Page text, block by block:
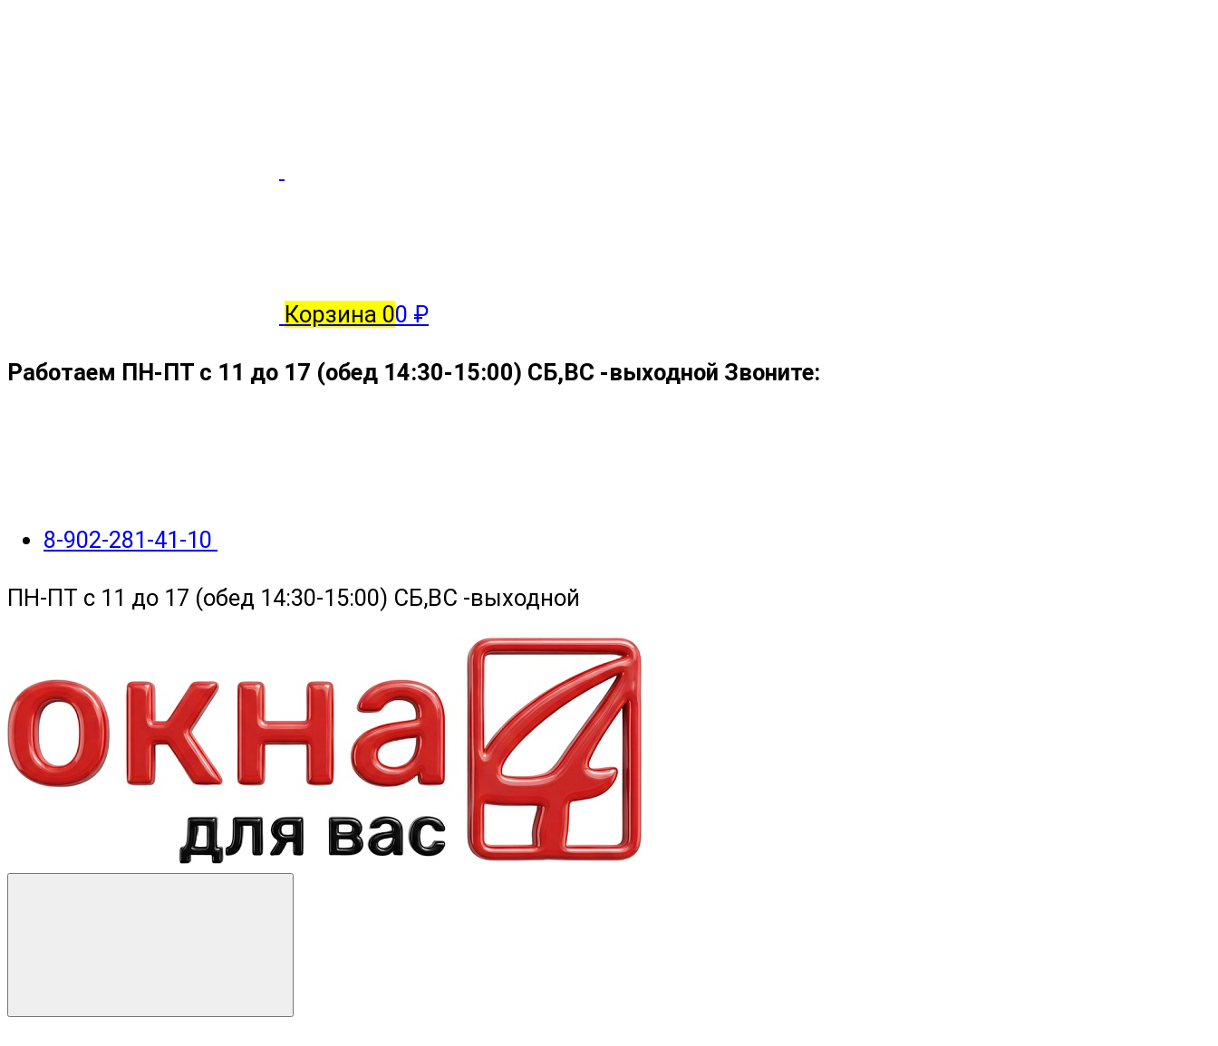
Корзина 00 ₽
Работаем ПН-ПТ с 11 до 17 (обед 14:30-15:00) СБ,ВС -выходной Звоните:
8-902-281-41-10
ПН-ПТ с 11 до 17 (обед 14:30-15:00) СБ,ВС -выходной